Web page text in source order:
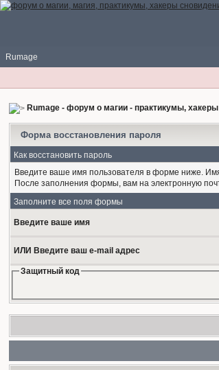
Rumage
Rumage - форум о магии - практикумы,
Форма восстановления пароля
Как восстановить пароль
Введите ваше имя пользователя в форме ниже.
После заполнения формы, вам на электронную
Заполните все поля формы
Введите ваше имя
ИЛИ Введите ваш e-mail адрес
Защитный код